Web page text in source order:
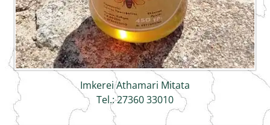
Imkerei Athamari Mitata
Tel.: 27360 33010